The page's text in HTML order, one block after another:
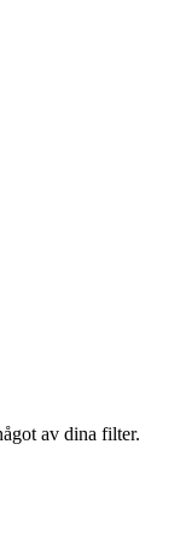
av dina filter.